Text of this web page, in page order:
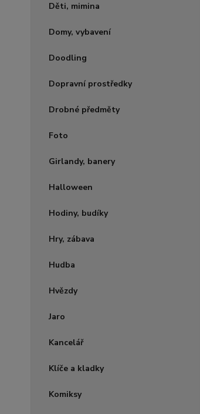
Děti, mimina
Domy, vybavení
Doodling
Dopravní prostředky
Drobné předměty
Foto
Girlandy, banery
Halloween
Hodiny, budíky
Hry, zábava
Hudba
Hvězdy
Jaro
Kancelář
Klíče a kladky
Komiksy